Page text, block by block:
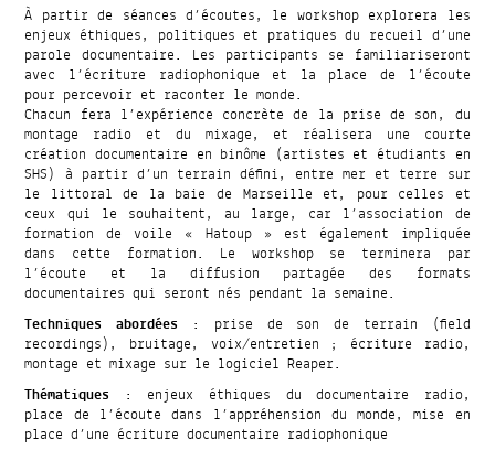
À partir de séances d’écoutes, le workshop explorera les
enjeux éthiques, politiques et pratiques du recueil d’une
parole documentaire. Les participants se familiariseront
avec l’écriture radiophonique et la place de l’écoute
pour percevoir et raconter le monde.
Chacun fera l’expérience concrète de la prise de son, du
montage radio et du mixage, et réalisera une courte
création documentaire en binôme (artistes et étudiants en
SHS) à partir d’un terrain défini, entre mer et terre sur
le littoral de la baie de Marseille et, pour celles et
ceux qui le souhaitent, au large, car l’association de
formation de voile « Hatoup » est également impliquée
dans cette formation. Le workshop se terminera par
l’écoute et la diffusion partagée des formats
documentaires qui seront nés pendant la semaine.
Techniques abordées : prise de son de terrain (field
recordings), bruitage, voix/entretien ; écriture radio,
montage et mixage sur le logiciel Reaper.
Thématiques : enjeux éthiques du documentaire radio,
place de l’écoute dans l’appréhension du monde, mise en
place d’une écriture documentaire radiophonique